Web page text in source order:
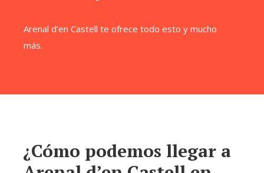
Arenal d’en Castell te ofrece todo esto y mucho
más.
¿Cómo podemos llegar a